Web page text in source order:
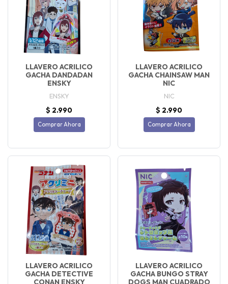
LLAVERO ACRILICO
GACHA DANDADAN
ENSKY
ENSKY
$ 2.990
Comprar Ahora
LLAVERO ACRILICO
GACHA CHAINSAW MAN
NIC
NIC
$ 2.990
Comprar Ahora
LLAVERO ACRILICO
GACHA DETECTIVE
CONAN ENSKY
LLAVERO ACRILICO
GACHA BUNGO STRAY
DOGS MAN CUADRADO